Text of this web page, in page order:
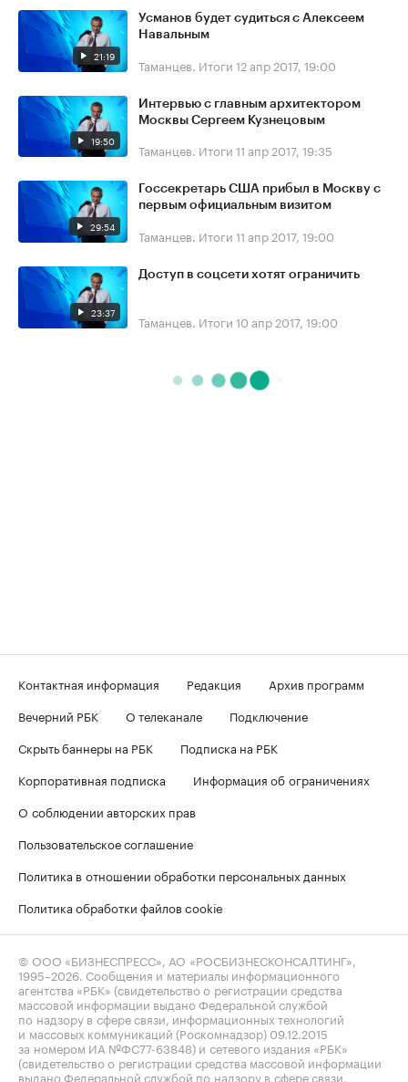
21:19
Усманов будет судиться с Алексеем
Навальным
Таманцев. Итоги 12 апр 2017, 19:00
19:50
Интервью с главным архитектором
Москвы Сергеем Кузнецовым
Таманцев. Итоги 11 апр 2017, 19:35
29:54
Госсекретарь США прибыл в Москву с
первым официальным визитом
Таманцев. Итоги 11 апр 2017, 19:00
23:37
Доступ в соцсети хотят ограничить
Таманцев. Итоги 10 апр 2017, 19:00
Контактная информация Редакция
Архив программ
Вечерний РБК
О телеканале
Подключение
Скрыть баннеры на РБК
Подписка на РБК
Корпоративная подписка
Информация об ограничениях
О соблюдении авторских прав
Пользовательское соглашение
Политика в отношении обработки персональных данных
Политика обработки файлов cookie
© ООО «БИЗНЕСПРЕСС», АО «РОСБИЗНЕСКОНСАЛТИНГ»,
1995–2026 . Сообщения и материалы информационного
агентства «РБК» (свидетельство о регистрации средства
массовой информации выдано Федеральной службой
по надзору в сфере связи, информационных технологий
и массовых коммуникаций (Роскомнадзор) 09.12.2015
за номером ИА №ФС77-63848) и сетевого издания «РБК»
(свидетельство о регистрации средства массовой информации
выдано Федеральной службой по надзору в сфере связи,